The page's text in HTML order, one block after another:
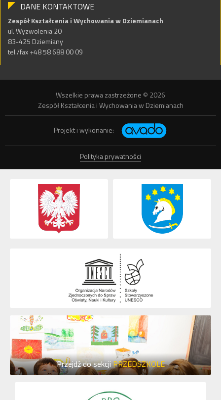
DANE KONTAKTOWE
Zespół Kształcenia i Wychowania w Dziemianach
ul. Wyzwolenia 20
83-425 Dziemiany
tel./fax +48 58 688 00 09
Wszelkie prawa zastrzeżone © 2026
Zespół Kształcenia i Wychowania w Dziemianach
Projekt i wykonanie:
Polityka prywatności
Przejdź do sekcjiPRZEDSZKOLE